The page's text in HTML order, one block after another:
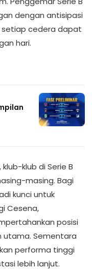
dengan antisipasi
cedera dapat
hari.
klub di Serie B
masing. Bagi
kunci untuk
Cesena,
posisi
Sementara
performa tinggi
lebih lanjut.